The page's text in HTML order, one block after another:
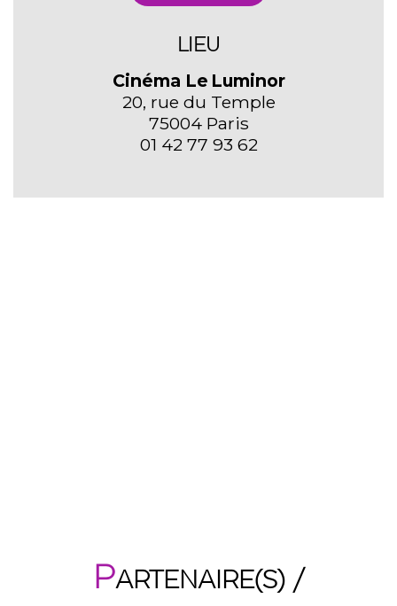
LIEU
Cinéma Le Luminor
20, rue du Temple
75004 Paris
01 42 77 93 62
PARTENAIRE(S) /